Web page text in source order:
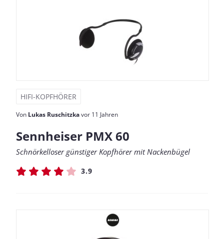
HIFI-KOPFHÖRER
Von Lukas Ruschitzkavor 11 Jahren
Sennheiser PMX 60
Schnörkelloser günstiger Kopfhörer mit Nackenbügel
3.9